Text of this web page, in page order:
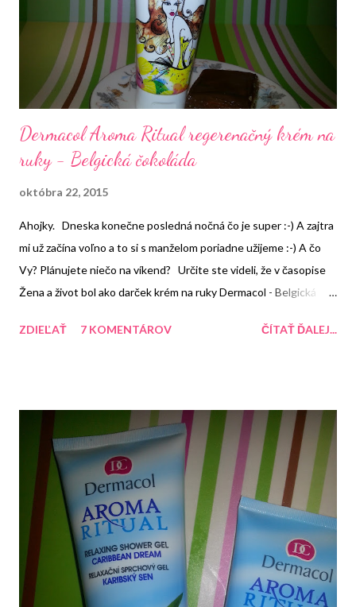
Dermacol Aroma Ritual regerenačný krém na
ruky - Belgická čokoláda
októbra 22, 2015
Ahojky. Dneska konečne posledná nočná čo je super :-) A zajtra
mi už začína voľno a to si s manželom poriadne užijeme :-) A čo
Vy? Plánujete niečo na víkend? Určite ste videli, že v časopise
Žena a život bol ako darček krém na ruky Dermacol - Belgická
chvíľku nerozmýšľala, že či si ho kúpim teraz :-) V časopise boli
výrazné a čokoláda je v pozadí. Je to proste dokonalá kombinácia.
Sladká ale pritom z nej nebolí hlava. A ten obal je tiež veľmi pekný
:-) Zaujímavý a určite sa im vydaril! :-)
ZDIEĽAŤ 7 KOMENTÁROV ČÍTAŤ ĎALEJ...